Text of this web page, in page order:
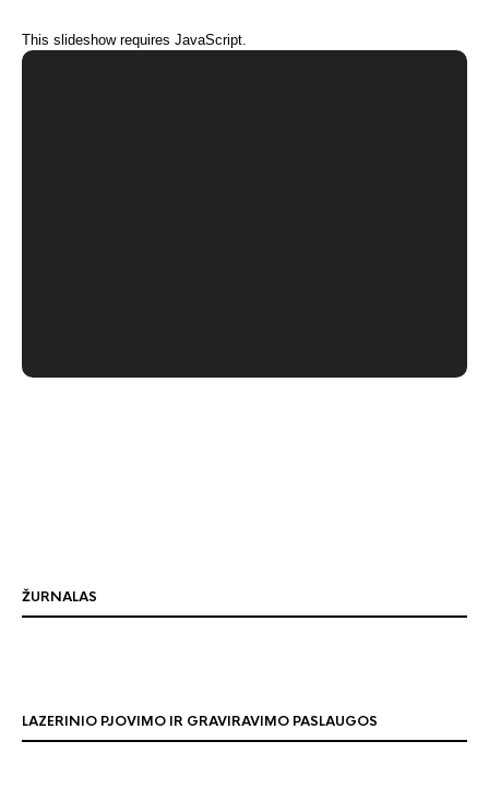
This slideshow requires JavaScript.
ŽURNALAS
LAZERINIO PJOVIMO IR GRAVIRAVIMO PASLAUGOS